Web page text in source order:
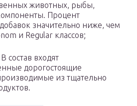
животных, рыбы,
Процент
значительно ниже, чем
и Regular классов;
состав входят
дорогостоящие
из тщательно